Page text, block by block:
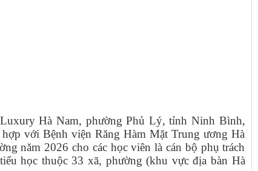
Hà Nam, phường Phủ Lý, tỉnh Ninh Bình,
với Bệnh viện Răng Hàm Mặt Trung ương Hà
năm 2026 cho các học viên là cán bộ phụ trách
học thuộc 33 xã, phường (khu vực địa bàn Hà